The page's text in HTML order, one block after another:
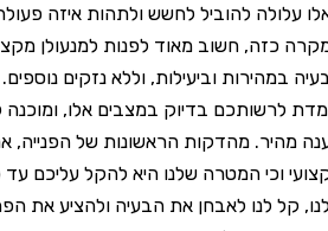
להוביל לחשש ולתהות איזה פעולה
חשוב מאוד לפנות למנעולן מקצועי
וביעילות, וללא נזקים נוספים.
בדיוק במצבים אלו, ומוכנה
מהדקות הראשונות של הפנייה, אתם
המטרה שלנו היא להקל עליכם עד כמה
לנו לאבחן את הבעיה ולהציע את הפתרון